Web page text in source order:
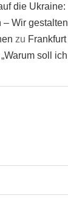
die
– Wir
zu
soll